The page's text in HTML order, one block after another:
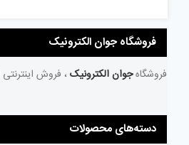
فروشگاه جوان الکترونیک
فروشگاهجوان الکترونیک ، فروش اینترنتی
دسته‌های محصولات